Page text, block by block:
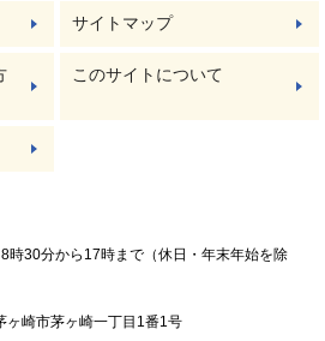
サイトマップ
このサイトについて
30分から17時まで（休日・年末年始を除
崎市茅ヶ崎一丁目1番1号